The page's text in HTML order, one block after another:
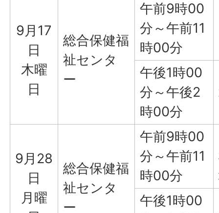
9月17
日
木曜
日
総合保健福
祉センタ
ー
午前9時00
分～午前11
時00分
午後1時00
分～午後2
時00分
9月28
日
月曜
総合保健福
祉センタ
ー
午前9時00
分～午前11
時00分
午後1時00